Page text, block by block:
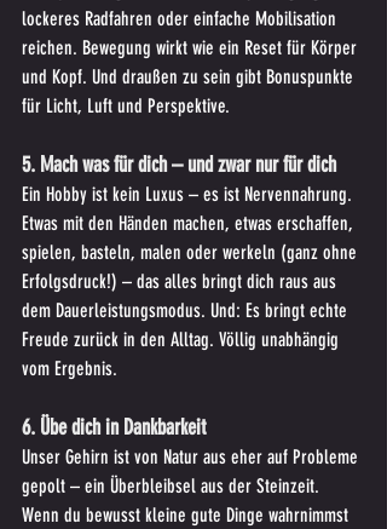
lockeres Radfahren oder einfache Mobilisation
reichen. Bewegung wirkt wie ein Reset für Körper
und Kopf. Und draußen zu sein gibt Bonuspunkte
für Licht, Luft und Perspektive.
5. Mach was für dich – und zwar nur für dich
Ein Hobby ist kein Luxus – es ist Nervennahrung.
Etwas mit den Händen machen, etwas erschaffen,
spielen, basteln, malen oder werkeln (ganz ohne
Erfolgsdruck!) – das alles bringt dich raus aus
dem Dauerleistungsmodus. Und: Es bringt echte
Freude zurück in den Alltag. Völlig unabhängig
vom Ergebnis.
6. Übe dich in Dankbarkeit
Unser Gehirn ist von Natur aus eher auf Probleme
gepolt – ein Überbleibsel aus der Steinzeit.
Wenn du bewusst kleine gute Dinge wahrnimmst